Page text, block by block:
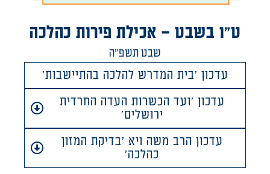
ט"ו בשבט – אכילת פירות כהלכה
שבט תשפ"ה
עדכון 'בית המדרש להלכה בהתיישבות'
עדכון הרב משה ויא 'בדיקת המזון
כהלכה'
עדכון 'ועד הכשרות העדה החרדית
ירושלים'